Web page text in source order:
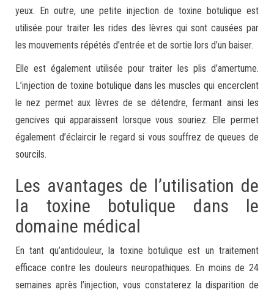
yeux. En outre, une petite injection de toxine botulique est
utilisée pour traiter les rides des lèvres qui sont causées par
les mouvements répétés d’entrée et de sortie lors d’un baiser.
Elle est également utilisée pour traiter les plis d’amertume.
L’injection de toxine botulique dans les muscles qui encerclent
le nez permet aux lèvres de se détendre, fermant ainsi les
gencives qui apparaissent lorsque vous souriez. Elle permet
également d’éclaircir le regard si vous souffrez de queues de
sourcils.
Les avantages de l’utilisation de
la toxine botulique dans le
domaine médical
En tant qu’antidouleur, la toxine botulique est un traitement
efficace contre les douleurs neuropathiques. En moins de 24
semaines après l’injection, vous constaterez la disparition de